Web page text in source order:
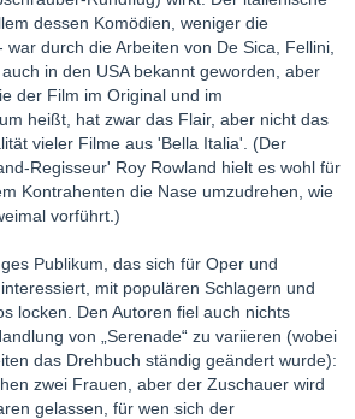
dessen Komödien, weniger die
durch die Arbeiten von De Sica, Fellini,
in den USA bekannt geworden, aber
der Film im Original und im
heißt, hat zwar das Flair, aber nicht das
vieler Filme aus 'Bella Italia'. (Der
Regisseur' Roy Rowland hielt es wohl für
Kontrahenten die Nase umzudrehen, wie
vorführt.)
Publikum, das sich für Oper und
mit populären Schlagern und
locken. Den Autoren fiel auch nichts
von „Serenade“ zu variieren (wobei
das Drehbuch ständig geändert wurde):
zwei Frauen, aber der Zuschauer wird
gelassen, für wen sich der